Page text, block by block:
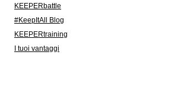
KEEPERbattle
#KeepItAll Blog
KEEPERtraining
I tuoi vantaggi